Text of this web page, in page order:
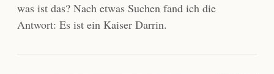
was ist das? Nach etwas Suchen fand ich die
Antwort: Es ist ein Kaiser Darrin.